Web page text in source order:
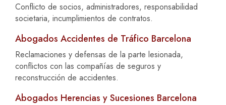
Conflicto de socios, administradores, responsabilidad
societaria, incumplimientos de contratos.
Abogados Accidentes de Tráfico Barcelona
Reclamaciones y defensas de la parte lesionada,
conflictos con las compañías de seguros y
reconstrucción de accidentes.
Abogados Herencias y Sucesiones Barcelona